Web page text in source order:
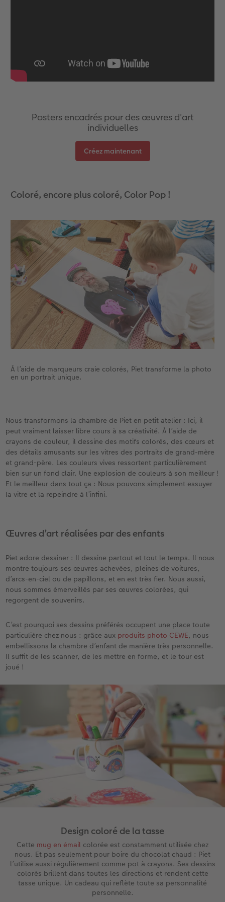
Posters encadrés pour des œuvres d'art
individuelles
Créez maintenant
Coloré, encore plus coloré, Color Pop !
À l’aide de marqueurs craie colorés, Piet transforme la photo
en un portrait unique.
Nous transformons la chambre de Piet en petit atelier : Ici, il
peut vraiment laisser libre cours à sa créativité. À l’aide de
crayons de couleur, il dessine des motifs colorés, des cœurs et
des détails amusants sur les vitres des portraits de grand-mère
et grand-père. Les couleurs vives ressortent particulièrement
bien sur un fond clair. Une explosion de couleurs à son meilleur !
Et le meilleur dans tout ça : Nous pouvons simplement essuyer
la vitre et la repeindre à l’infini.
Œuvres d’art réalisées par des enfants
Piet adore dessiner : Il dessine partout et tout le temps. Il nous
montre toujours ses œuvres achevées, pleines de voitures,
d’arcs-en-ciel ou de papillons, et en est très fier. Nous aussi,
nous sommes émerveillés par ses œuvres colorées, qui
regorgent de souvenirs.
C’est pourquoi ses dessins préférés occupent une place toute
particulière chez nous : grâce aux produits photo CEWE, nous
embellissons la chambre d’enfant de manière très personnelle.
Il suffit de les scanner, de les mettre en forme, et le tour est
joué !
Design coloré de la tasse
Cette mug en émail colorée est constamment utilisée chez
nous. Et pas seulement pour boire du chocolat chaud : Piet
l’utilise aussi régulièrement comme pot à crayons. Ses dessins
colorés brillent dans toutes les directions et rendent cette
tasse unique. Un cadeau qui reflète toute sa personnalité
personnelle.